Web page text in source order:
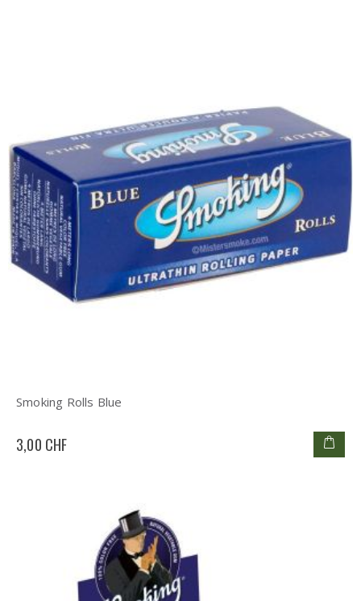
Smoking Rolls Blue
3,00 CHF